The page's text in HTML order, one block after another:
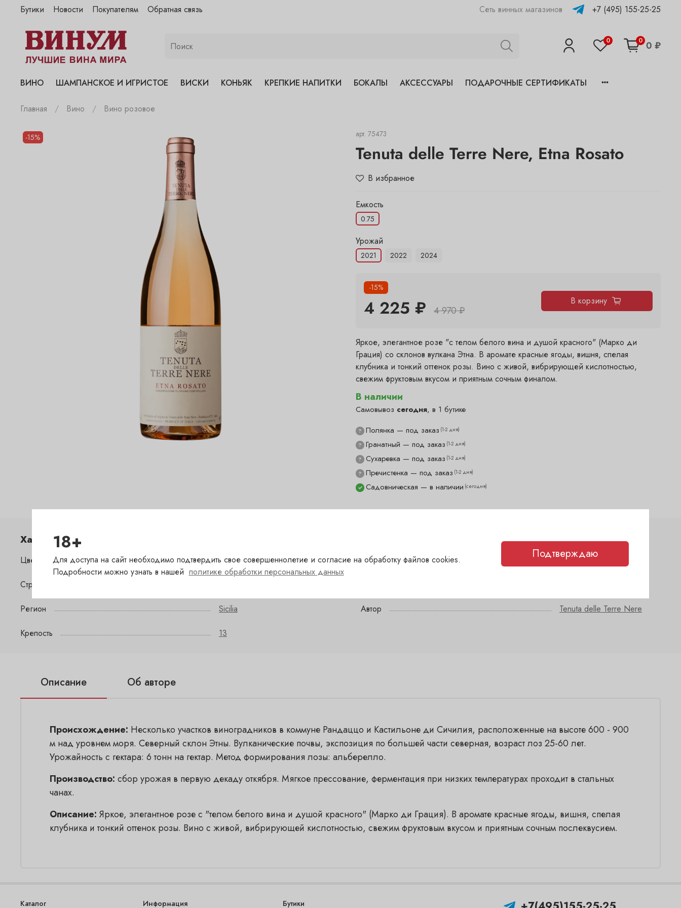
Бутики
"Винум" на Полянке
"Винум" на Гранатном
"Винум" на Сухаревском
"Винум" на Садовнической
Новости Покупателям Обратная связь Сеть винных магазинов +7 (495) 155-25-25
0 0 0 ₽
ВИНО ШАМПАНСКОЕ И ИГРИСТОЕ ВИСКИ КОНЬЯК КРЕПКИЕ НАПИТКИ БОКАЛЫ АКСЕССУАРЫ ПОДАРОЧНЫЕ СЕРТИФИКАТЫ
Главная Вино Вино розовое
-15% арт. 75473
Tenuta delle Terre Nere, Etna Rosato
В избранное
Емкость
0.75
Урожай
2021 2022 2024
-15%
4 225 ₽ 4 970 ₽
В корзину
В наличии
Самовывоз сегодня, в 1 бутике
? Гранатный — под заказ (1-2 дня)
? Полянка — под заказ (1-2 дня)
? Пречистенка — под заказ (1-2 дня)
✓ Садовническая — в наличии (сегодня)
? Сухаревка — под заказ (1-2 дня)
Яркое, элегантное розе "c телом белого вина и душой красного" (Марко ди
Грация) со склонов вулкана Этна. В аромате красные ягоды, вишня, спелая
клубника и тонкий оттенок розы. Вино с живой, вибрирующей кислотностью,
свежим фруктовым вкусом и приятным сочным финалом.
Характеристики
Цвет розовый Сахар сухое
Страна
Регион Sicilia Автор Tenuta delle Terre Nere
Крепость 13
Описание Об авторе
Происхождение: Несколько участков виноградников в коммуне Рандаццо и Кастильоне ди Сичилия, расположенные на высоте 600 - 900
м над уровнем моря. Северный склон Этны. Вулканические почвы, экспозиция по большей части северная, возраст лоз 25-60 лет.
Урожайность с гектара: 6 тонн на гектар. Метод формирования лозы: альберелло.
Производство: сбор урожая в первую декаду откября. Мягкое прессование, ферментация при низких температурах проходит в стальных
чанах.
Описание: Яркое, элегантное розе с "телом белого вина и душой красного" (Марко ди Грация). В аромате красные ягоды, вишня, спелая
клубника и тонкий оттенок розы. Вино с живой, вибрирующей кислотностью, свежим фруктовым вкусом и приятным сочным послеквусием.
Каталог Информация Бутики
18+
Для доступа на сайт необходимо подтвердить свое совершеннолетие и согласие на обработку файлов cookies.
Подробности можно узнать в нашей политике обработки персональных данных
Подтверждаю